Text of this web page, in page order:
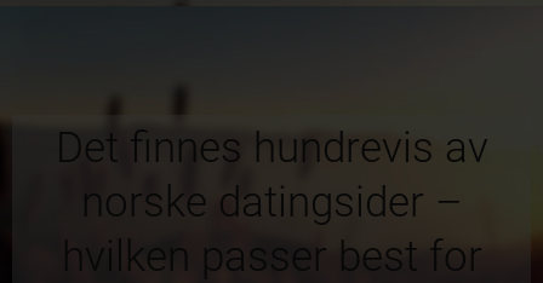
Det finnes hundrevis av
norske datingsider –
hvilken passer best for